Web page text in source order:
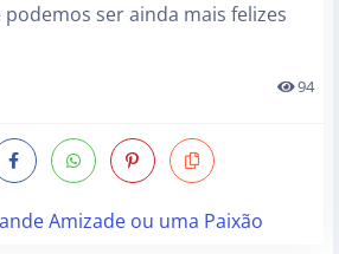
ser ainda mais felizes
94
Amizade ou uma Paixão